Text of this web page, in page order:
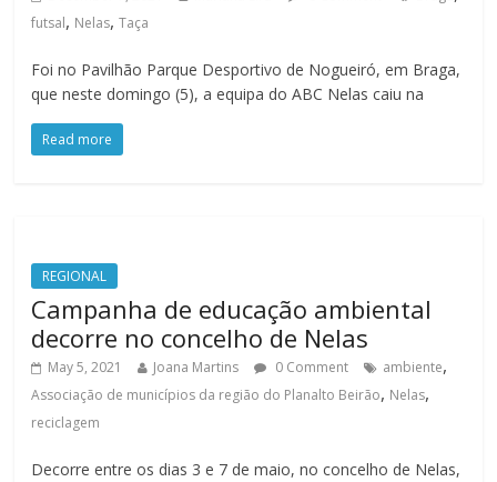
futsal, Nelas,Taça
Foi no Pavilhão Parque Desportivo de Nogueiró, em Braga,
que neste domingo (5), a equipa do ABC Nelas caiu na
Read more
REGIONAL
Campanha de educação ambiental
decorre no concelho de Nelas
May 5, 2021 Joana Martins 0 Comment ambiente,
Associação de municípios da região do Planalto Beirão, Nelas,
reciclagem
Decorre entre os dias 3 e 7 de maio, no concelho de Nelas,